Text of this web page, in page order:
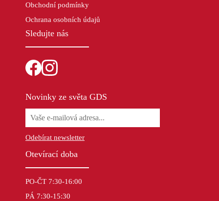
Obchodní podmínky
Ochrana osobních údajů
Sledujte nás
Novinky ze světa GDS
Odebírat newsletter
Otevírací doba
PO-ČT 7:30-16:00
PÁ 7:30-15:30